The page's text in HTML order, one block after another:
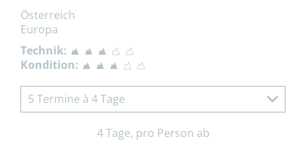
Österreich
Europa
Technik:
Kondition:
5 Termine à 4 Tage
4 Tage, pro Person ab